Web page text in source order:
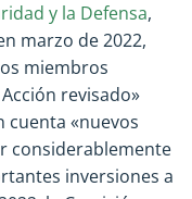
y la Defensa,
marzo de 2022,
miembros
revisado»
cuenta «nuevos
considerablemente
inversiones a